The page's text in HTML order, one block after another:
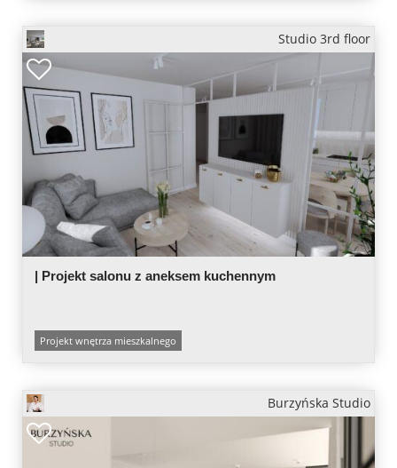
Studio 3rd floor
| Projekt salonu z aneksem kuchennym
Projekt wnętrza mieszkalnego
Burzyńska Studio